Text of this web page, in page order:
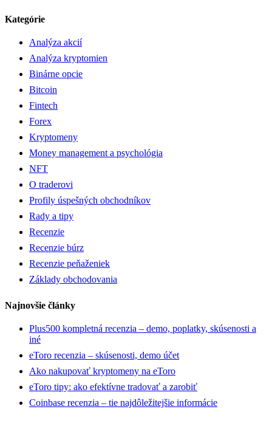
Kategórie
Analýza akcií
Analýza kryptomien
Binárne opcie
Bitcoin
Fintech
Forex
Kryptomeny
Money management a psychológia
NFT
O traderovi
Profily úspešných obchodníkov
Rady a tipy
Recenzie
Recenzie búrz
Recenzie peňaženiek
Základy obchodovania
Najnovšie články
Plus500 kompletná recenzia – demo, poplatky, skúsenosti a
iné
eToro recenzia – skúsenosti, demo účet
Ako nakupovať kryptomeny na eToro
eToro tipy: ako efektívne tradovať a zarobiť
Coinbase recenzia – tie najdôležitejšie informácie